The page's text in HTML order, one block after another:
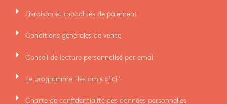
arrow_right Livraison et modalités de paiement
arrow_right Conditions générales de vente
arrow_right Conseil de lecture personnalisé par email
arrow_right Le programme "les amis d'ici"
arrow_right Charte de confidentialité des données personnelles